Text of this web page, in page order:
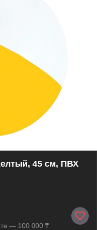
45 см, ПВХ
— 100 000 ₸